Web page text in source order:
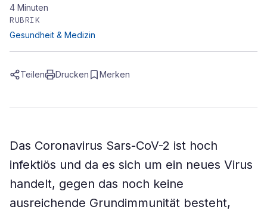
4 Minuten
RUBRIK
Gesundheit & Medizin
Teilen Drucken Merken
Das Coronavirus Sars-CoV-2 ist hoch
infektiös und da es sich um ein neues Virus
handelt, gegen das noch keine
ausreichende Grundimmunität besteht,